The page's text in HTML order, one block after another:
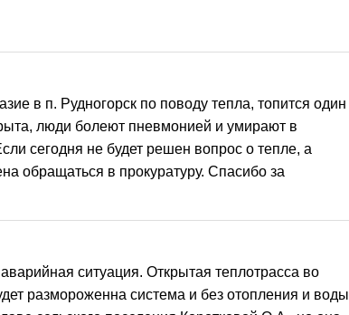
в п. Рудногорск по поводу тепла, топится один
люди болеют пневмонией и умирают в
сегодня не будет решен вопрос о тепле, а
обращаться в прокуратуру. Спасибо за
ситуация. Открытая теплотрасса во
размороженна система и без отопления и воды